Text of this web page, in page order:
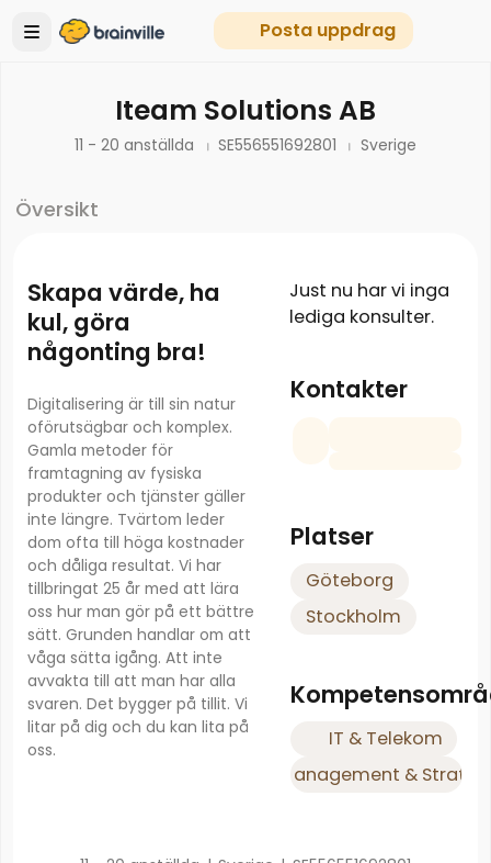
Posta uppdrag
Iteam Solutions AB
11 - 20 anställda SE556551692801 Sverige
Översikt
Skapa värde, ha
kul, göra
någonting bra!
Digitalisering är till sin natur
oförutsägbar och komplex.
Gamla metoder för
framtagning av fysiska
produkter och tjänster gäller
inte längre. Tvärtom leder
dom ofta till höga kostnader
och dåliga resultat. Vi har
tillbringat 25 år med att lära
oss hur man gör på ett bättre
sätt. Grunden handlar om att
våga sätta igång. Att inte
avvakta till att man har alla
svaren. Det bygger på tillit. Vi
litar på dig och du kan lita på
oss.
Just nu har vi inga
lediga konsulter.
Kontakter
Platser
Göteborg
Stockholm
IT & Telekom
Management &